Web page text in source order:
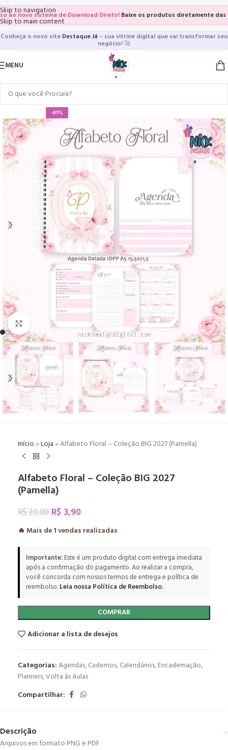
Skip to navigation
Skip to main content
novo sistema de Download Direto!Baixe os produtos diretamente das
Conheça o novo site Destaque Já – sua vitrine digital que vai transformar seu
negócio!🚀
MENU
-81%
Click to enlarge
Início»Loja»Alfabeto Floral – Coleção BIG 2027 (Pamella)
Alfabeto Floral – Coleção BIG 2027
(Pamella)
R$20,00 R$ 3,90
🔥 Mais de1vendas realizadas
Importante:Este é um produto digital com entrega imediata
após a confirmação do pagamento. Ao realizar a compra,
você concorda com nossos termos de entrega e política de
reembolso.Leia nossa Política de Reembolso.
COMPRAR
Adicionar a lista de desejos
Categorias:Agendas,Cadernos,Calendários,Encadernação,
Planners,Volta às Aulas
Compartilhar:
Descrição
Arquivos em formato PNG e PDF